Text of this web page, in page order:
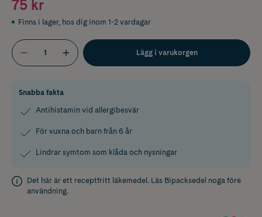
75 kr
Finns i lager, hos dig inom 1-2 vardagar
Lägg i varukorgen
Snabba fakta
Antihistamin vid allergibesvär
För vuxna och barn från 6 år
Lindrar symtom som klåda och nysningar
Det här är ett receptfritt läkemedel. Läs Bipacksedel noga före
användning.